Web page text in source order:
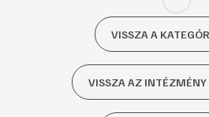
VISSZA A
VISSZA AZ INTÉZMÉNY